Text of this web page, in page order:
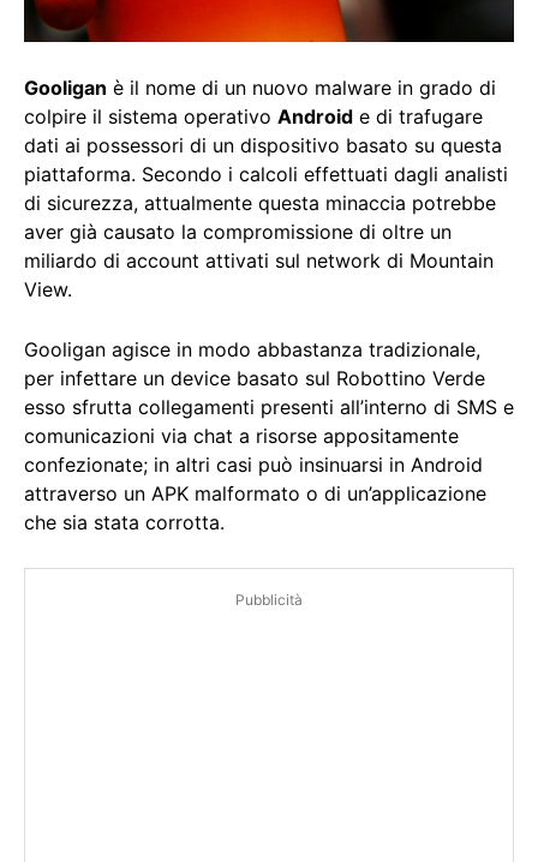
Gooligan è il nome di un nuovo malware in grado di
colpire il sistema operativo Android e di trafugare
dati ai possessori di un dispositivo basato su questa
piattaforma. Secondo i calcoli effettuati dagli analisti
di sicurezza, attualmente questa minaccia potrebbe
aver già causato la compromissione di oltre un
miliardo di account attivati sul network di Mountain
View.
Gooligan agisce in modo abbastanza tradizionale,
per infettare un device basato sul Robottino Verde
esso sfrutta collegamenti presenti all’interno di SMS e
comunicazioni via chat a risorse appositamente
confezionate; in altri casi può insinuarsi in Android
attraverso un APK malformato o di un’applicazione
che sia stata corrotta.
Pubblicità